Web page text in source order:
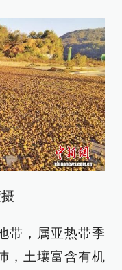
带，属亚热带季
，土壤富含有机